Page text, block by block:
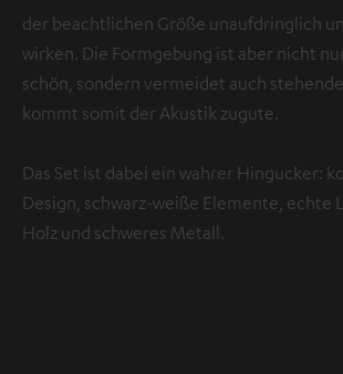
der beachtlichen Größe unaufdringlich
wirken. Die Formgebung ist aber nicht
schön, sondern vermeidet auch
kommt somit der Akustik zugute.
Das Set ist dabei ein wahrer Hingucker:
Design, schwarz-weiße Elemente, echte
Holz und schweres Metall.